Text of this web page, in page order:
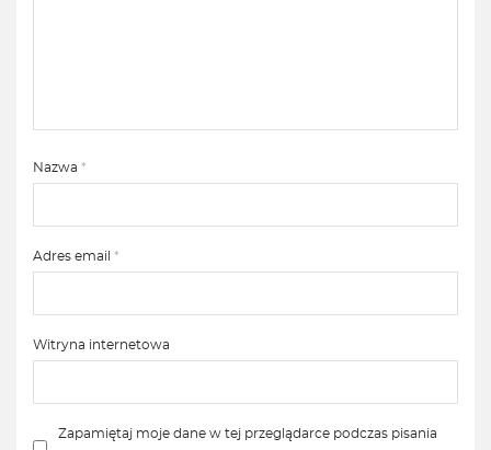
Nazwa *
Adres email *
Witryna internetowa
Zapamiętaj moje dane w tej przeglądarce podczas pisania